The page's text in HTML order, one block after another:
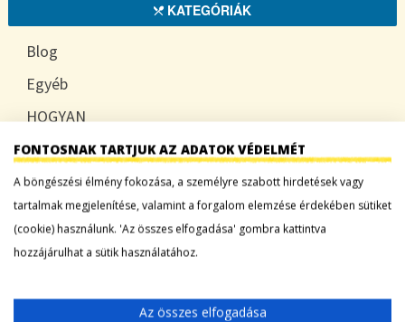
KATEGÓRIÁK
Blog
Egyéb
HOGYAN
TUDATOSAN
LEGFRISSEBB BEJEGYZÉSEK
desszert
FONTOSNAK TARTJUK AZ ADATOK VÉDELMÉT
A böngészési élmény fokozása, a személyre szabott hirdetések vagy
tartalmak megjelenítése, valamint a forgalom elemzése érdekében sütiket
(cookie) használunk. 'Az összes elfogadása' gombra kattintva
hozzájárulhat a sütik használatához.
Az összes elfogadása